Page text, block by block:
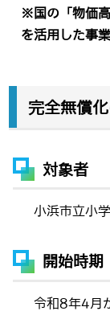
※国の「物価高
を活用した事業
完全無償
対象者
小浜市立小
開始時期
令和8年4月